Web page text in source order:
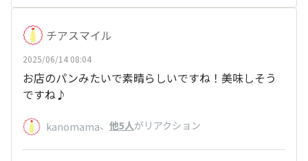
チアスマイル
2025/06/14 08:04
お店のパンみたいで素晴らしいですね！美味しそう
ですね♪
kanomama、 他5人がリアクション